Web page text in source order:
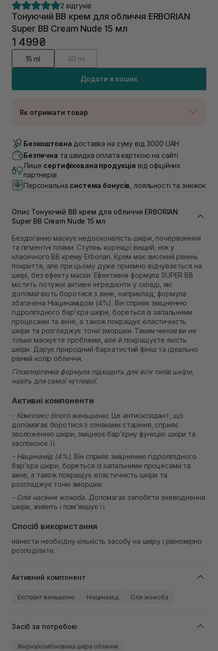
2 відгуків
Тонуючий BB крем для обличчя ERBORIAN
Super ВВ Cream Nude 15 мл
1 499₴
15 ml 40 ml
Додати в кошик
Як отримати товар
Немає в наявності!
В наявності
Самовивіз м. Львів, вул. Академіка Підстригача, 1В
(Duck’s Lake)
Немає в наявності!
В наявності
Самовивіз м. Львів, вул. Степана Бандери 45
Самовивіз м. Рівне, вул. 16-го Липня, 15
В наявності
Самовивіз м. Рівне, вул. Кулика і Гудачека 23 (ТЦ
Екватор)
Немає в наявності!
Безкоштовна доставка на суму від 3000 UAH
Безпечна та швидка оплата карткою на сайті
Лише сертифікована продукція від офіційних
партнерів
Персональна система бонусів , лояльності та знижок
Опис Тонуючий BB крем для обличчя ERBORIAN
Super ВВ Cream Nude 15 мл
Бездоганно маскує недосконалість шкіри, почервоніння
та пігментні плями. Ступінь корекції вищий, ніж у
класичного ВB крему Erborian. Крем має високий рівень
покриття, але при цьому дуже приємно відчувається на
шкірі, без ефекту маски. Ефективна формула SUPER BB
містить потужні активні інгредієнти у складі, які
допомагають боротися з акне, наприклад, формула
збагачена Ніацинамідом (4%). Він сприяє зміцненню
гідроліпідного бар'єра шкіри, бореться із запальними
процесами та акне, а також покращує еластичність
шкіри та розгладжує тонкі зморшки. Таким чином ви не
тільки маскуєте проблеми, але й покращуєте якість
шкіри. Дарує природний бархатистий фініш та ідеально
рівний колір обличчя.
Гіпоалергенна формула підходить для всіх типів шкіри,
навіть для самої чутливої.
Активні компоненти
- Комплекс білого женьшеню. Це антиоксидант, що
допомагає боротися з ознаками старіння, сприяє
зволоженню шкіри, зміцнює бар’єрну функцію шкіри та
заспокоює її.
- Ніацинамід (4%). Він сприяє зміцненню гідроліпідного
бар'єра шкіри, бореться із запальними процесами та
акне, а також покращує еластичність шкіри та
розгладжує тонкі зморшки.
- Олія насіння жожоба. Допомагає запобігти зневоднення
шкіри, живить і пом’якшує її.
Спосіб використання
нанести необхідну кількість засобу на шкіру і рівномірно
розподілити.
Активний компонент
Екстракт женьшеню Ніацинамід Олія жожоба
Засіб за потребою
Жирна/комбінована шкіра обличчя